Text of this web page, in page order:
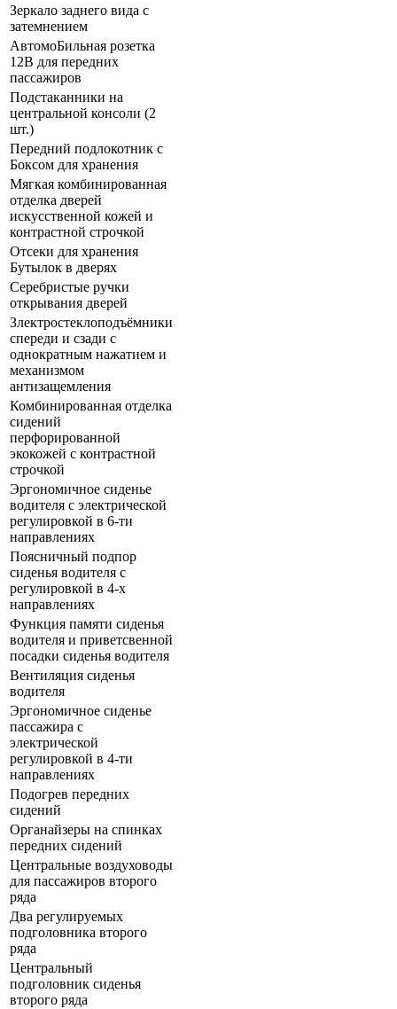
Зеркало заднего вида с
затемнением
АвтомоБильная розетка
12В для передних
пассажиров
Подстаканники на
центральной консоли (2
шт.)
Передний подлокотник с
Боксом для хранения
Мягкая комбинированная
отделка дверей
искусственной кожей и
контрастной строчкой
Отсеки для хранения
Бутылок в дверях
Серебристые ручки
открывания дверей
Злектростеклоподъёмники
спереди и сзади с
однократным нажатием и
механизмом
антизащемления
Комбинированная отделка
сидений
перфорированной
экокожей с контрастной
строчкой
Эргономичное сиденье
водителя с электрической
регулировкой в 6-ти
направлениях
Поясничный подпор
сиденья водителя с
регулировкой в 4-х
направлениях
Функция памяти сиденья
водителя и приветсвенной
посадки сиденья водителя
Вентиляция сиденья
водителя
Эргономичное сиденье
пассажира с
электрической
регулировкой в 4-ти
направлениях
Подогрев передних
сидений
Органайзеры на спинках
передних сидений
Центральные воздуховоды
для пассажиров второго
ряда
Два регулируемых
подголовника второго
ряда
Центральный
подголовник сиденья
второго ряда